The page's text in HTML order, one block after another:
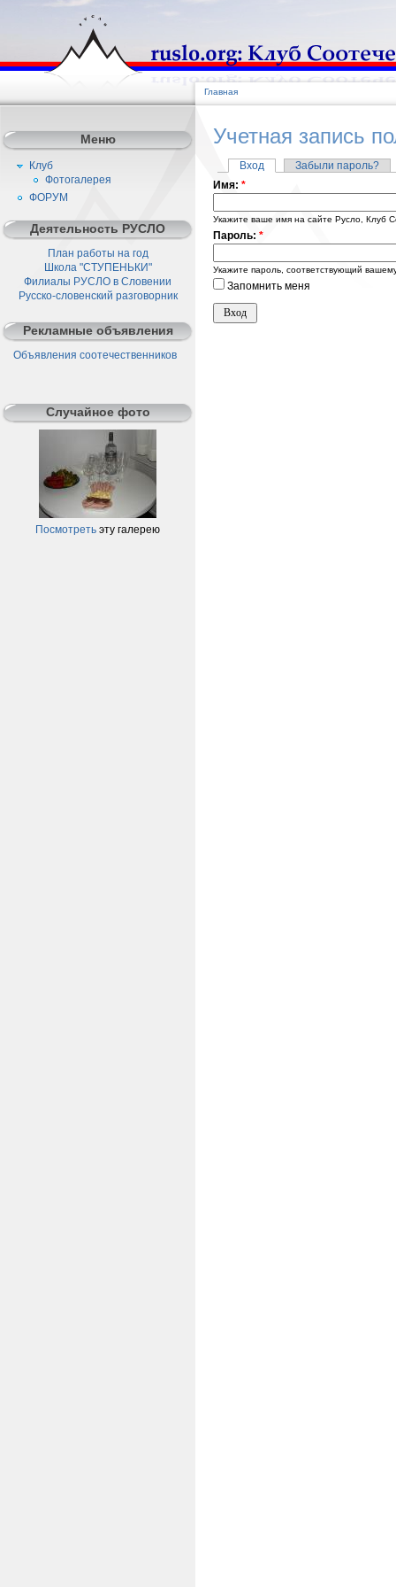
Главная
Учетная запись
Вход
Забыли пароль?
Имя: *
Укажите ваше имя на сайте Русло, Клуб
Пароль: *
Укажите пароль, соответствующий
Запомнить меня
Меню
Клуб
Фотогалерея
ФОРУМ
Деятельность РУСЛО
План работы на год
Школа "СТУПЕНЬКИ"
Филиалы РУСЛО в Словении
Русско-словенский разговорник
Рекламные объявления
Объявления соотечественников
Случайное фото
Посмотреть эту галерею